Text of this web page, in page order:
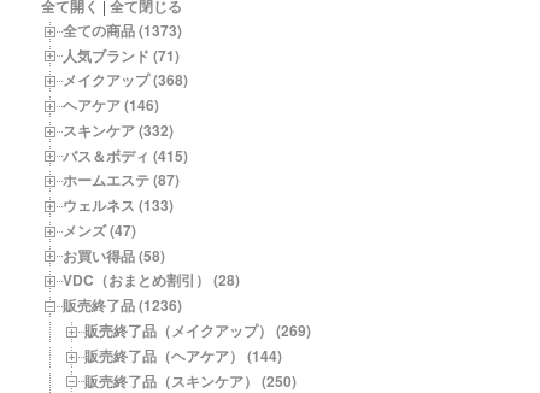
商
品
一
覧
全て開く |全て閉じる
全ての商品 (1373)
人気ブランド (71)
メイクアップ (368)
ヘアケア (146)
スキンケア (332)
バス＆ボディ (415)
ホームエステ (87)
ウェルネス (133)
メンズ (47)
お買い得品 (58)
VDC（おまとめ割引） (28)
販売終了品 (1236)
販売終了品（メイクアップ） (269)
販売終了品（ヘアケア） (144)
販売終了品（スキンケア） (250)